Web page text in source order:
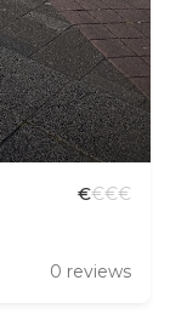
€€€€
0 reviews